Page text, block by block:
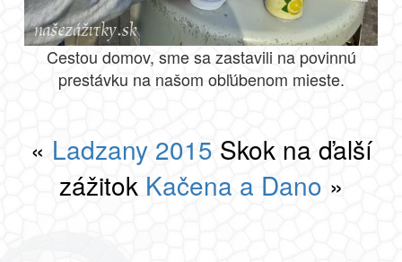
Cestou domov, sme sa zastavili na povinnú
prestávku na našom obľúbenom mieste.
« Ladzany 2015 Skok na ďalší
zážitok Kačena a Dano »